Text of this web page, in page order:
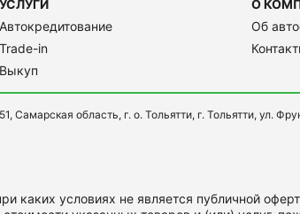
УСЛУГИ
Автокредитование
Trade-in
Выкуп
О
Об
область, г. о. Тольятти, г. Тольятти, ул.
каких условиях не является публичной